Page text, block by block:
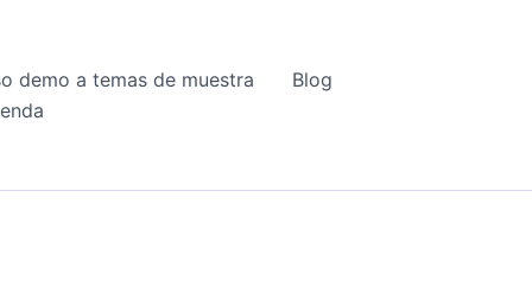
demo a temas de muestra
Blog